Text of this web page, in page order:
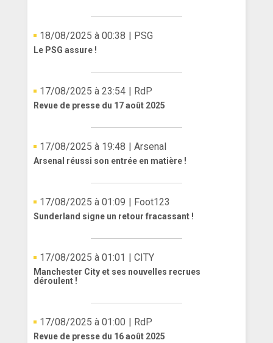
18/08/2025 à 00:38 | PSG
Le PSG assure !
17/08/2025 à 23:54 | RdP
Revue de presse du 17 août 2025
17/08/2025 à 19:48 | Arsenal
Arsenal réussi son entrée en matière !
17/08/2025 à 01:09 | Foot123
Sunderland signe un retour fracassant !
17/08/2025 à 01:01 | CITY
Manchester City et ses nouvelles recrues
déroulent !
17/08/2025 à 01:00 | RdP
Revue de presse du 16 août 2025